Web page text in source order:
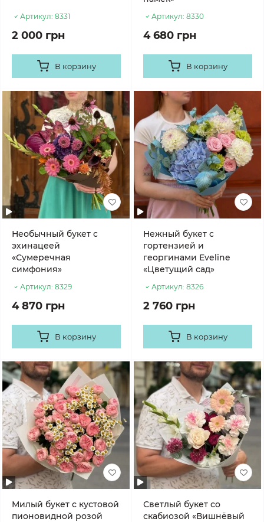
Артикул: 8331
2 000 грн
В корзину
Артикул: 8330
4 680 грн
В корзину
Необычный букет с
эхинацеей
«Сумеречная
симфония»
Артикул: 8329
4 870 грн
В корзину
Нежный букет с
гортензией и
георгинами Eveline
«Цветущий сад»
Артикул: 8326
2 760 грн
В корзину
Милый букет с кустовой
пионовидной розой
Светлый букет со
скабиозой «Вишнёвый